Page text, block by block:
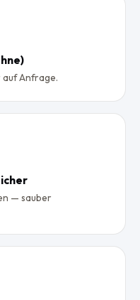
auf Anfrage.
— sauber